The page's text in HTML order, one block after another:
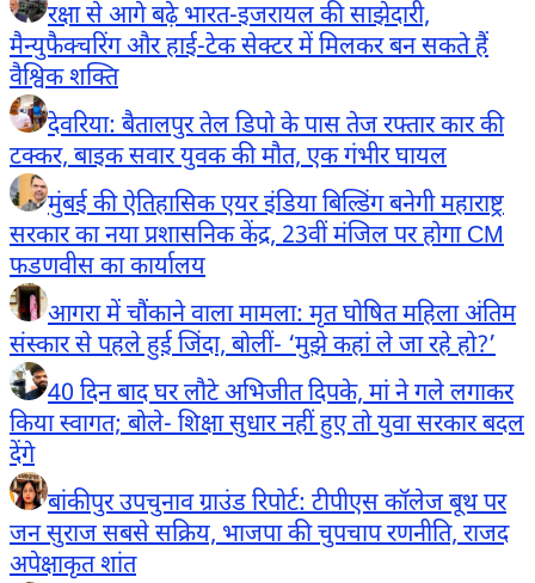
रक्षा से आगे बढ़े भारत-इजरायल की साझेदारी,
मैन्युफैक्चरिंग और हाई-टेक सेक्टर में मिलकर बन सकते हैं
वैश्विक शक्ति
देवरिया: बैतालपुर तेल डिपो के पास तेज रफ्तार कार की
टक्कर, बाइक सवार युवक की मौत, एक गंभीर घायल
मुंबई की ऐतिहासिक एयर इंडिया बिल्डिंग बनेगी महाराष्ट्र
सरकार का नया प्रशासनिक केंद्र, 23वीं मंजिल पर होगा CM
फडणवीस का कार्यालय
आगरा में चौंकाने वाला मामला: मृत घोषित महिला अंतिम
संस्कार से पहले हुई जिंदा, बोलीं- ‘मुझे कहां ले जा रहे हो?’
40 दिन बाद घर लौटे अभिजीत दिपके, मां ने गले लगाकर
किया स्वागत; बोले- शिक्षा सुधार नहीं हुए तो युवा सरकार बदल
देंगे
बांकीपुर उपचुनाव ग्राउंड रिपोर्ट: टीपीएस कॉलेज बूथ पर
जन सुराज सबसे सक्रिय, भाजपा की चुपचाप रणनीति, राजद
अपेक्षाकृत शांत